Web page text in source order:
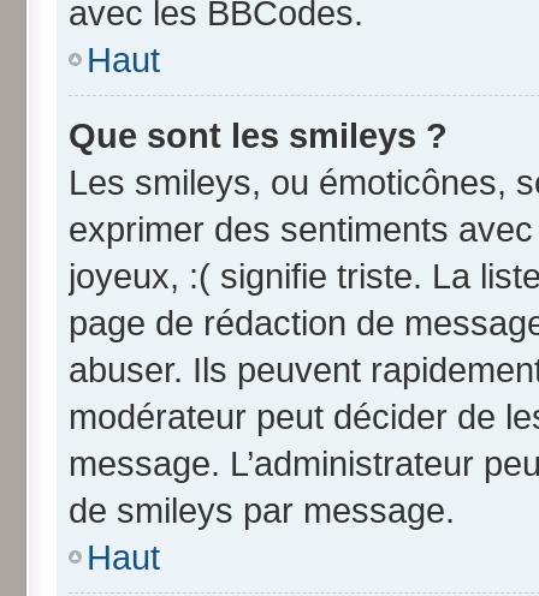
avec les BBCodes.
Haut
Que sont les smileys ?
Les smileys, ou émoticônes,
exprimer des sentiments
joyeux, :( signifie triste. La
page de rédaction de
abuser. Ils peuvent
modérateur peut décider de
message. L’administrateur
de smileys par message.
Haut